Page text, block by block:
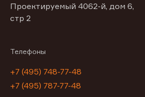
Проектируемый 4062-й, дом 6,
стр 2
Телефоны
+7 (495) 748-77-48
+7 (495) 787-77-48